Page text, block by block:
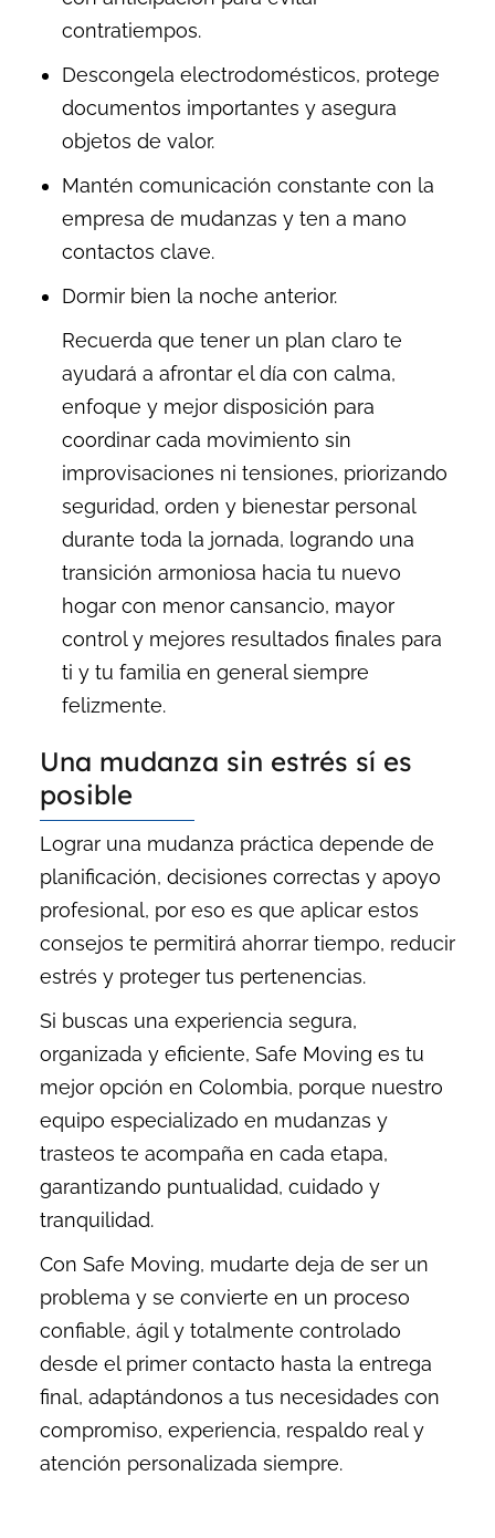
contratiempos.
Descongela electrodomésticos, protege
documentos importantes y asegura
objetos de valor.
Mantén comunicación constante con la
empresa de mudanzas y ten a mano
contactos clave.
Dormir bien la noche anterior.
Recuerda que tener un plan claro te
ayudará a afrontar el día con calma,
enfoque y mejor disposición para
coordinar cada movimiento sin
improvisaciones ni tensiones, priorizando
seguridad, orden y bienestar personal
durante toda la jornada, logrando una
transición armoniosa hacia tu nuevo
hogar con menor cansancio, mayor
control y mejores resultados finales para
ti y tu familia en general siempre
felizmente.
Una mudanza sin estrés sí es
posible
Lograr una mudanza práctica depende de
planificación, decisiones correctas y apoyo
profesional, por eso es que aplicar estos
consejos te permitirá ahorrar tiempo, reducir
estrés y proteger tus pertenencias.
Si buscas una experiencia segura,
organizada y eficiente, Safe Moving es tu
mejor opción en Colombia, porque nuestro
equipo especializado en mudanzas y
trasteos te acompaña en cada etapa,
garantizando puntualidad, cuidado y
tranquilidad.
Con Safe Moving, mudarte deja de ser un
problema y se convierte en un proceso
confiable, ágil y totalmente controlado
desde el primer contacto hasta la entrega
final, adaptándonos a tus necesidades con
compromiso, experiencia, respaldo real y
atención personalizada siempre.